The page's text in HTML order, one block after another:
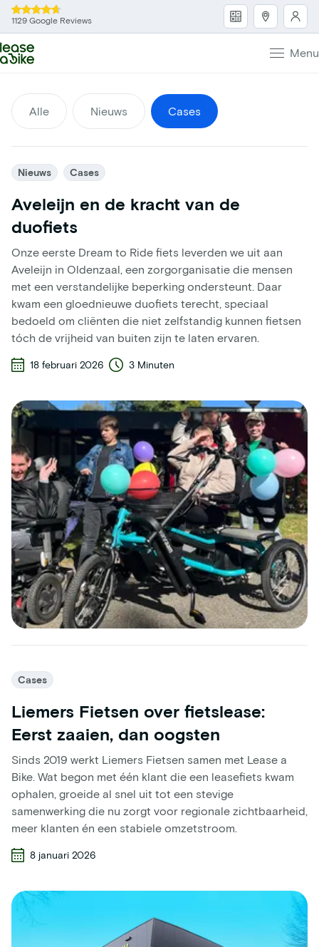
1129 Google Reviews
Menu
Alle Nieuws Cases
Nieuws Cases
Aveleijn en de kracht van de
duofiets
Onze eerste Dream to Ride fiets leverden we uit aan
Aveleijn in Oldenzaal, een zorgorganisatie die mensen
met een verstandelijke beperking ondersteunt. Daar
kwam een gloednieuwe duofiets terecht, speciaal
bedoeld om cliënten die niet zelfstandig kunnen fietsen
tóch de vrijheid van buiten zijn te laten ervaren.
18 februari 2026 3 Minuten
Cases
Liemers Fietsen over fietslease:
Eerst zaaien, dan oogsten
Sinds 2019 werkt Liemers Fietsen samen met Lease a
Bike. Wat begon met één klant die een leasefiets kwam
ophalen, groeide al snel uit tot een stevige
samenwerking die nu zorgt voor regionale zichtbaarheid,
meer klanten én een stabiele omzetstroom.
8 januari 2026